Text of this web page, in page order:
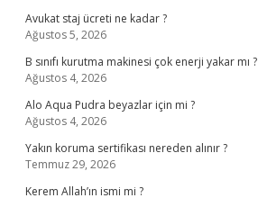
Avukat staj ücreti ne kadar ?
Ağustos 5, 2026
B sınıfı kurutma makinesi çok enerji yakar mı ?
Ağustos 4, 2026
Alo Aqua Pudra beyazlar için mi ?
Ağustos 4, 2026
Yakın koruma sertifikası nereden alınır ?
Temmuz 29, 2026
Kerem Allah’ın ismi mi ?